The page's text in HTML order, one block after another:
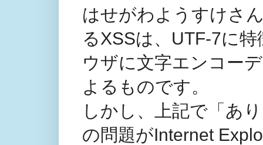
はせがわようすけさ
るXSSは、UTF-7に
ウザに文字エンコー
よるものです。
しかし、上記で「あ
の問題がInternet